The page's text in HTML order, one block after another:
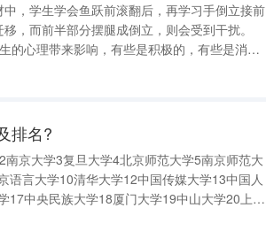
，学生学会鱼跃前滚翻后，再学习手倒立接前
，而前半部分摆腿成倒立，则会受到干扰。
的心理带来影响，有些是积极的，有些是消极
排名?
京大学3复旦大学4北京师范大学5南京师范大
言大学10清华大学12中国传媒大学13中国人
17中央民族大学18厦门大学19中山大学20上海
学开设院校主要有: 北京大学 吉林大学 西北